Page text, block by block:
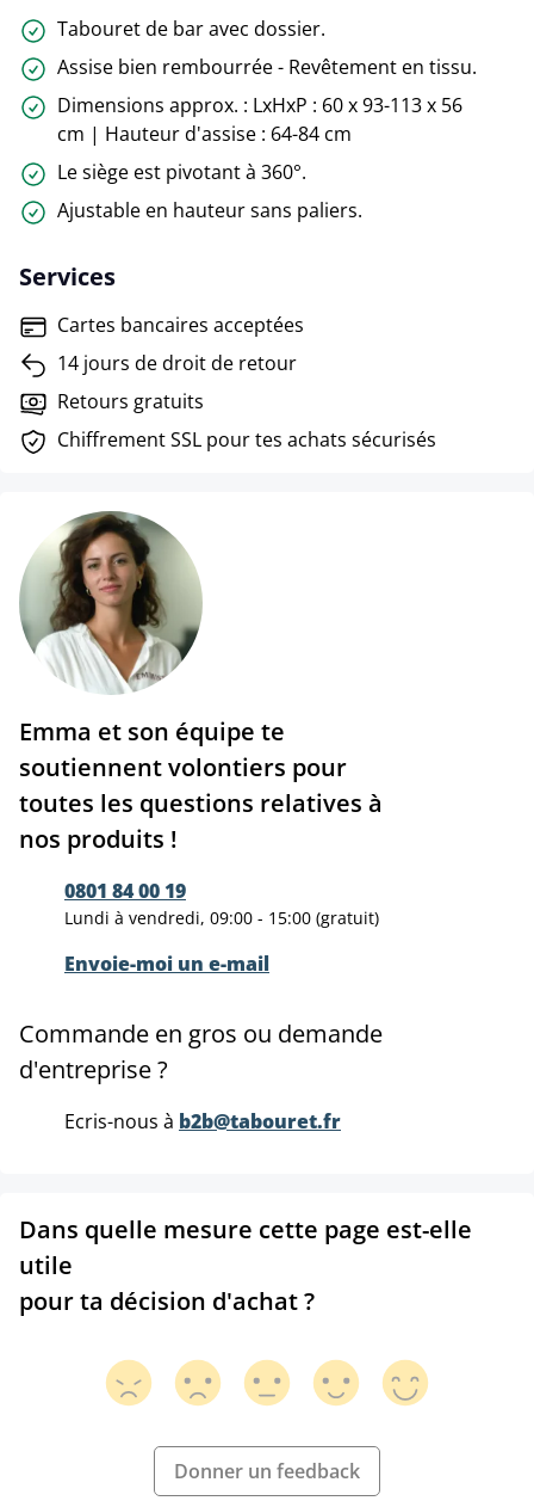
Tabouret de bar avec dossier.
Assise bien rembourrée - Revêtement en tissu.
Dimensions approx. : LxHxP : 60 x 93-113 x 56
cm | Hauteur d'assise : 64-84 cm
Le siège est pivotant à 360°.
Ajustable en hauteur sans paliers.
Services
Cartes bancaires acceptées
14 jours de droit de retour
Retours gratuits
Chiffrement SSL pour tes achats sécurisés
Emma et son équipe te
soutiennent volontiers pour
toutes les questions relatives à
nos produits !
0801 84 00 19
Lundi à vendredi, 09:00 - 15:00 (gratuit)
Envoie-moi un e-mail
Commande en gros ou demande
d'entreprise ?
Ecris-nous à b2b@tabouret.fr
Dans quelle mesure cette page est-elle
utile
pour ta décision d'achat ?
Donner un feedback